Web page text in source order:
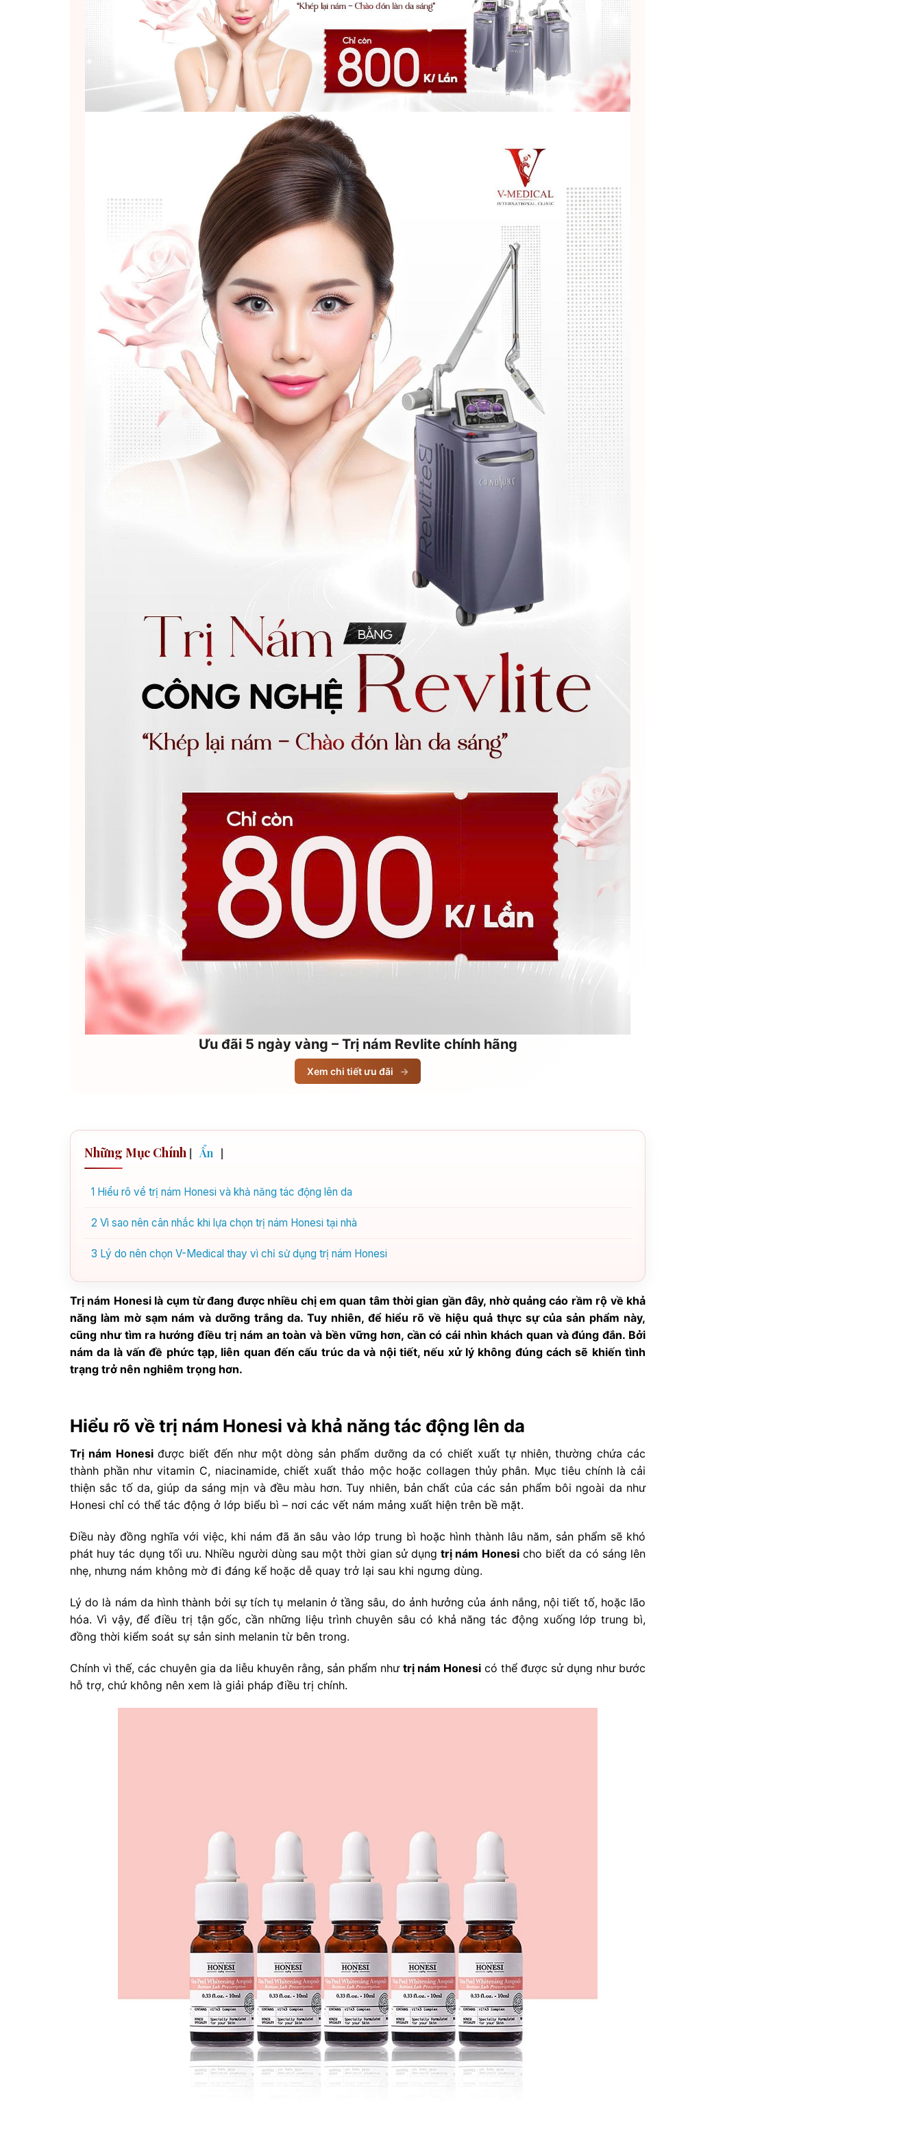
Ưu đãi 5 ngày vàng – Trị nám Revlite chính hãng
Xem chi tiết ưu đãi →
Những Mục Chính [ Ẩn ]
1 Hiểu rõ về trị nám Honesi và khả năng tác động lên da
2 Vì sao nên cân nhắc khi lựa chọn trị nám Honesi tại nhà
3 Lý do nên chọn V-Medical thay vì chỉ sử dụng trị nám Honesi
Trị nám Honesi là cụm từ đang được nhiều chị em quan tâm thời gian gần đây, nhờ quảng cáo rầm rộ về khả
năng làm mờ sạm nám và dưỡng trắng da. Tuy nhiên, để hiểu rõ về hiệu quả thực sự của sản phẩm này,
cũng như tìm ra hướng điều trị nám an toàn và bền vững hơn, cần có cái nhìn khách quan và đúng đắn. Bởi
nám da là vấn đề phức tạp, liên quan đến cấu trúc da và nội tiết, nếu xử lý không đúng cách sẽ khiến tình
trạng trở nên nghiêm trọng hơn.
Hiểu rõ về trị nám Honesi và khả năng tác động lên da
Trị nám Honesiđược biết đến như một dòng sản phẩm dưỡng da có chiết xuất tự nhiên, thường chứa các
thành phần như vitamin C, niacinamide, chiết xuất thảo mộc hoặc collagen thủy phân. Mục tiêu chính là cải
thiện sắc tố da, giúp da sáng mịn và đều màu hơn. Tuy nhiên, bản chất của các sản phẩm bôi ngoài da như
Honesi chỉ có thể tác động ở lớp biểu bì – nơi các vết nám mảng xuất hiện trên bề mặt.
Điều này đồng nghĩa với việc, khi nám đã ăn sâu vào lớp trung bì hoặc hình thành lâu năm, sản phẩm sẽ khó
phát huy tác dụng tối ưu. Nhiều người dùng sau một thời gian sử dụngtrị nám Honesicho biết da có sáng lên
nhẹ, nhưng nám không mờ đi đáng kể hoặc dễ quay trở lại sau khi ngưng dùng.
Lý do là nám da hình thành bởi sự tích tụ melanin ở tầng sâu, do ảnh hưởng của ánh nắng, nội tiết tố, hoặc lão
hóa. Vì vậy, để điều trị tận gốc, cần những liệu trình chuyên sâu có khả năng tác động xuống lớp trung bì,
đồng thời kiểm soát sự sản sinh melanin từ bên trong.
Chính vì thế, các chuyên gia da liễu khuyên rằng, sản phẩm như trị nám Honesi có thể được sử dụng như bước
hỗ trợ, chứ không nên xem là giải pháp điều trị chính.